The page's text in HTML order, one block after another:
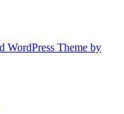
WordPress Theme by